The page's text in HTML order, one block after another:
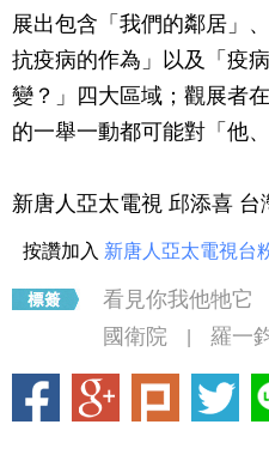
展出包含「我們的鄰居」
抗疫病的作為」以及「疫
變？」四大區域；觀展者
的一舉一動都可能對「他
新唐人亞太電視 邱添喜 台
按讚加入 新唐人亞太電視台
看見你我他牠它
國衛院 羅一